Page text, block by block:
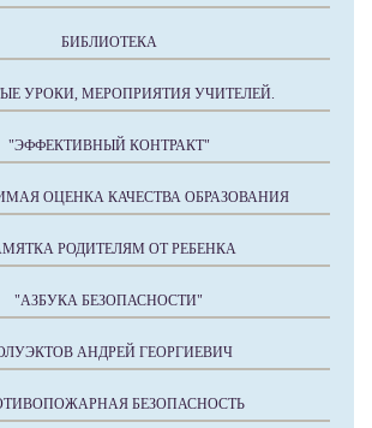
БИБЛИОТЕКА
УРОКИ, МЕРОПРИЯТИЯ УЧИТЕЛЕЙ.
"ЭФФЕКТИВНЫЙ КОНТРАКТ"
ОЦЕНКА КАЧЕСТВА ОБРАЗОВАНИЯ
РОДИТЕЛЯМ ОТ РЕБЕНКА
"АЗБУКА БЕЗОПАСНОСТИ"
АНДРЕЙ ГЕОРГИЕВИЧ
БЕЗОПАСНОСТЬ